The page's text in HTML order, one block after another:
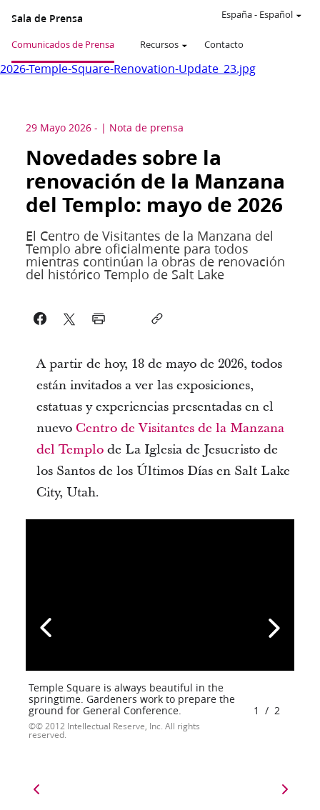
Sala de Prensa
Comunicados de Prensa Recursos Contacto
España- Español
2026-Temple-Square-Renovation-Update_23.jpg
29 Mayo 2026 - Nota de prensa
Novedades sobre la
renovación de la Manzana
del Templo: mayo de 2026
El Centro de Visitantes de la Manzana del
Templo abre oficialmente para todos
mientras continúan la obras de renovación
del histórico Templo de Salt Lake
A partir de hoy, 18 de mayo de 2026, todos
están invitados a ver las exposiciones,
estatuas y experiencias presentadas en el
nuevo Centro de Visitantes de la Manzana
del Templode La Iglesia de Jesucristo de
los Santos de los Últimos Días en Salt Lake
City, Utah.
Temple Square is always beautiful in the
springtime. Gardeners work to prepare the
ground for General Conference.
© 2012 Intellectual Reserve, Inc. All rights
reserved.
1 / 2